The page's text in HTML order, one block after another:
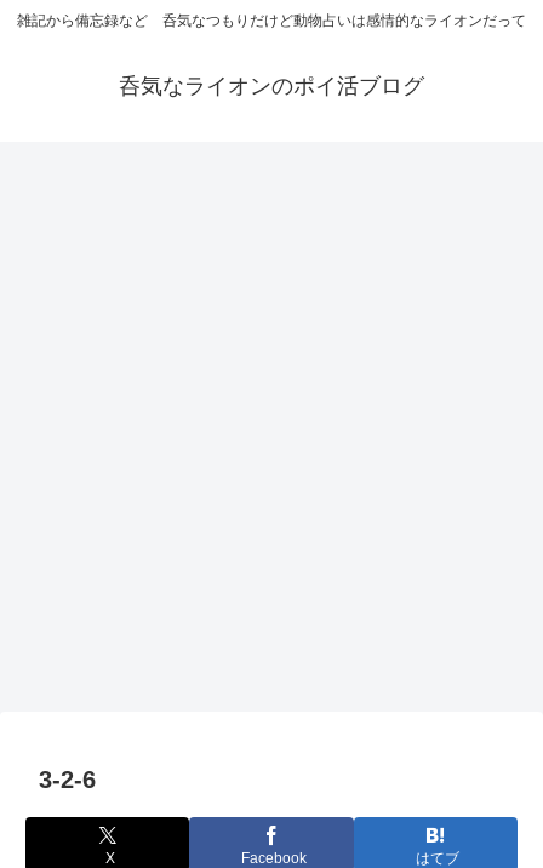
雑記から備忘録など 呑気なつもりだけど動物占いは感情的なライオンだって
呑気なライオンのポイ活ブログ
3-2-6
X Facebook はてブ